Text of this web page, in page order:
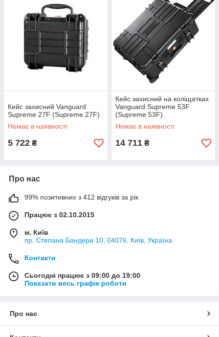
Кейс захисний Vanguard
Supreme 27F (Supreme 27F)
Немає в наявності
5 722 ₴
Кейс захисний на коліщатках
Vanguard Supreme 53F
(Supreme 53F)
Немає в наявності
14 711 ₴
Про нас
99% позитивних з 412 відгуків за рік
Працює з 02.10.2015
м. Київ
пр. Степана Бандери 10, 04076, Київ, Україна
Контакти
Сьогодні працює з 09:00 до 19:00
Показати весь графік роботи
Про нас